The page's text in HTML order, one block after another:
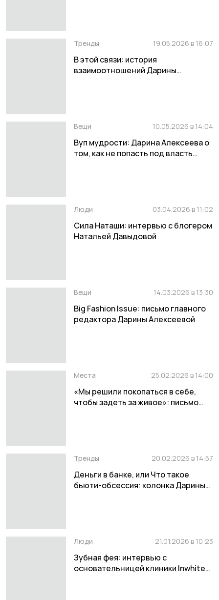
Тренды 19.05.2026 в 16:07
В этой связи: история
взаимоотношений Дарины
Вещи 10.05.2026 в 14:04
Вуп мудрости: Дарина Алексеева о
том, как не попасть под власть
Люди 03.04.2026 в 11:02
Сила Наташи: интервью с блогером
Натальей Давыдовой
Вещи 14.03.2026 в 13:30
Big Fashion Issue: письмо главного
редактора Дарины Алексеевой
Места 25.02.2026 в 14:00
«Мы решили покопаться в себе,
чтобы задеть за живое»: письмо
Тренды 20.02.2026 в 14:57
Деньги в банке, или Что такое
бьюти-обсессия: колонка Дарины
Люди 21.01.2026 в 10:23
Зубная фея: интервью с
основательницей клиники Inwhite